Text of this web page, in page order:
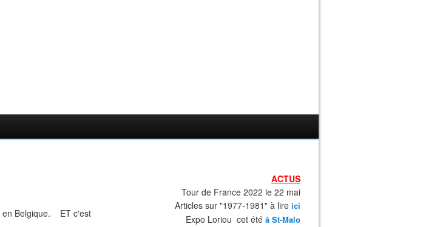
en Belgique. ET c'est
ACTUS
Tour de France 2022 le 22 mai
Articles sur "1977-1981" à lire ici
Expo Loriou cet été à St-Malo